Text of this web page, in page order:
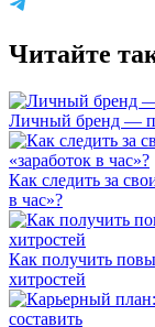
Читайте
Личный бренд —
Как следить за
в час»?
Как получить
хитростей